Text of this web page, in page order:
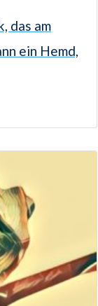
das am
ein Hemd,